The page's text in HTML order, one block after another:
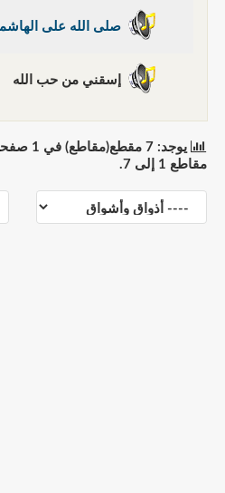
صلى الله على
إسقني من حب الله
يوجد: 7
مقاطع 1 إلى 7.